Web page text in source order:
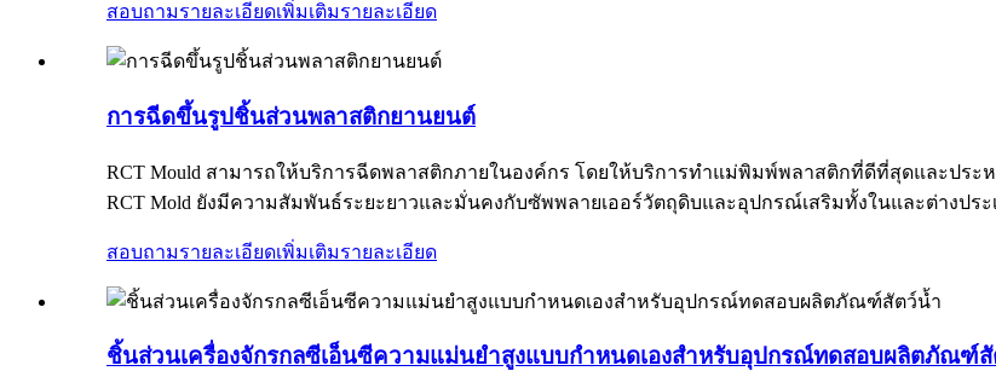
สอบถามรายละเอียดเพิ่มเติมรายละเอียด
การฉีดขึ้นรูปชิ้นส่วนพลาสติกยานยนต์
RCT Mould สามารถให้บริการฉีดพลาสติกภายในองค์กร โดยให้บริการทำแม่พิมพ์พลาสติกที่ดีที่สุดและป
RCT Mold ยังมีความสัมพันธ์ระยะยาวและมั่นคงกับซัพพลายเออร์วัตถุดิบและอุปกรณ์เสริมทั้งในและต่างปร
สอบถามรายละเอียดเพิ่มเติมรายละเอียด
ชิ้นส่วนเครื่องจักรกลซีเอ็นซีความแม่นยำสูงแบบกำหนดเองสำหรับอุปกรณ์ทดสอบผลิตภัณฑ์